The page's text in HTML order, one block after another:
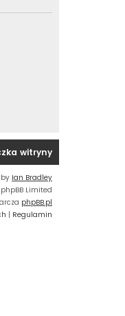
witryny
Ian Bradley
Limited
phpBB.pl
| Regulamin